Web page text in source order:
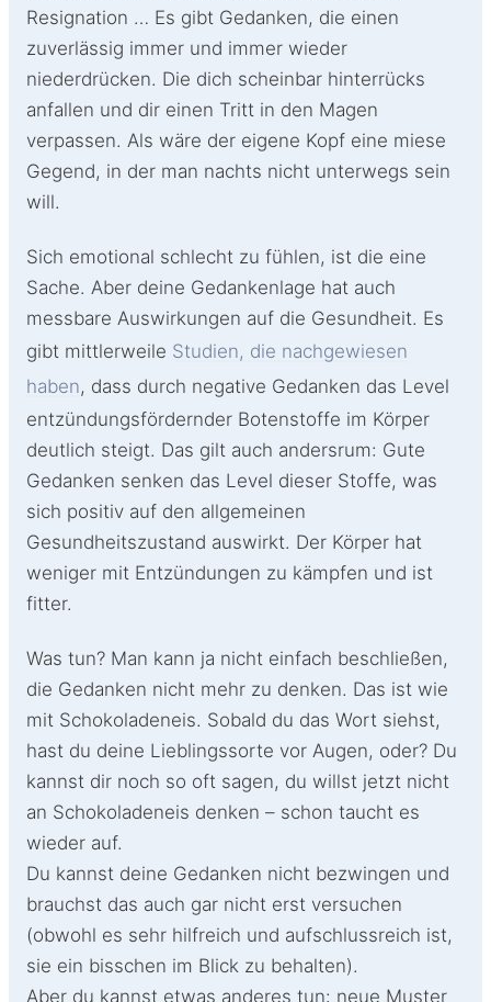
Resignation … Es gibt Gedanken, die einen
zuverlässig immer und immer wieder
niederdrücken. Die dich scheinbar hinterrücks
anfallen und dir einen Tritt in den Magen
verpassen. Als wäre der eigene Kopf eine miese
Gegend, in der man nachts nicht unterwegs sein
will.
Sich emotional schlecht zu fühlen, ist die eine
Sache. Aber deine Gedankenlage hat auch
messbare Auswirkungen auf die Gesundheit. Es
gibt mittlerweile Studien, die nachgewiesen
haben, dass durch negative Gedanken das Level
entzündungsfördernder Botenstoffe im Körper
deutlich steigt. Das gilt auch andersrum: Gute
Gedanken senken das Level dieser Stoffe, was
sich positiv auf den allgemeinen
Gesundheitszustand auswirkt. Der Körper hat
weniger mit Entzündungen zu kämpfen und ist
fitter.
Was tun? Man kann ja nicht einfach beschließen,
die Gedanken nicht mehr zu denken. Das ist wie
mit Schokoladeneis. Sobald du das Wort siehst,
hast du deine Lieblingssorte vor Augen, oder? Du
kannst dir noch so oft sagen, du willst jetzt nicht
an Schokoladeneis denken – schon taucht es
wieder auf.
Du kannst deine Gedanken nicht bezwingen und
brauchst das auch gar nicht erst versuchen
(obwohl es sehr hilfreich und aufschlussreich ist,
sie ein bisschen im Blick zu behalten).
Aber du kannst etwas anderes tun: neue Muster